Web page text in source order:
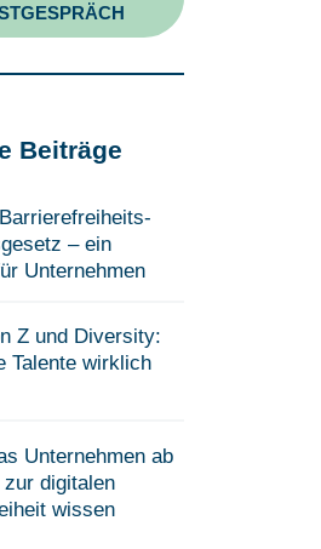
Beiträge
– ein
Unternehmen
Z und Diversity:
Talente wirklich
Unternehmen ab
digitalen
wissen